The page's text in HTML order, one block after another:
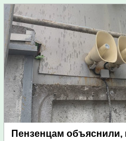
Пензенцам